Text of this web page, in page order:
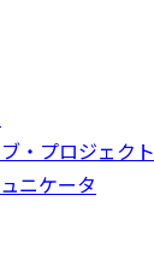
・プロジェクト
ニケータ